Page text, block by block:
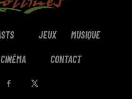
JEUX MUSIQUE
CINÉMA CONTACT